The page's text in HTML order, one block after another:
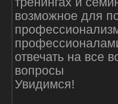
возможное для
отвечать на все
вопросы
Увидимся!